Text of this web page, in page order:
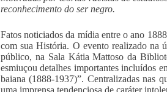
reconhecimento do ser negro.
Fatos noticiados da mídia entre o ano
com sua História. O evento realizado na
público, na Sala Kátia Mattoso da
esmiuçou detalhes importantes incluídos
baiana (1888-1937)”. Centralizadas nas
uma imprensa tendenciosa de caráter